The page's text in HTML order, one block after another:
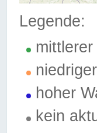
Legende:
mittlerer
hoher
kein